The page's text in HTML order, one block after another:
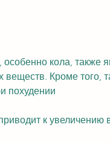
кола, также
веществ. Кроме того,
похудении
к увеличению